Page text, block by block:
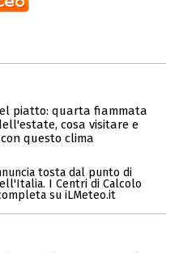
piatto: quarta fiammata
cosa visitare e
questo clima
tosta dal punto di
I Centri di Calcolo
su iLMeteo.it